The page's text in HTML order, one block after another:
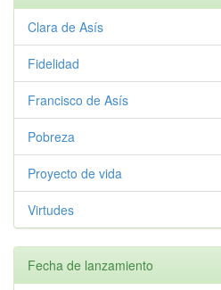
Clara de Asís
Fidelidad
Francisco de Asís
Pobreza
Proyecto de vida
Virtudes
Fecha de lanzamiento